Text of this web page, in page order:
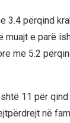
3.4 përqind
muajt e parë
me 5.2
11 për
në